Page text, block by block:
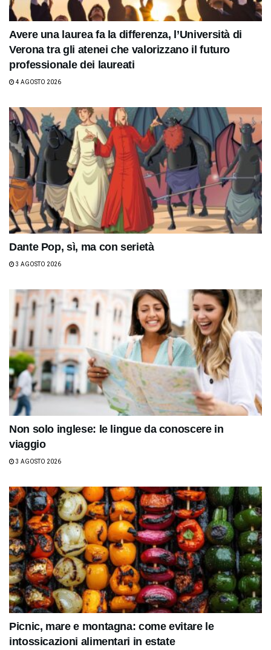
Avere una laurea fa la differenza, l’Università di
Verona tra gli atenei che valorizzano il futuro
professionale dei laureati
4 AGOSTO 2026
Dante Pop, sì, ma con serietà
3 AGOSTO 2026
Non solo inglese: le lingue da conoscere in
viaggio
3 AGOSTO 2026
Picnic, mare e montagna: come evitare le
intossicazioni alimentari in estate